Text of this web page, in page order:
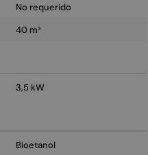
No requerido
40 m³
3,5 kW
Bioetanol